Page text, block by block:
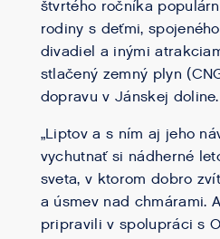
štvrtého ročníka
rodiny s deťmi,
divadiel a inými
stlačený zemný plyn
dopravu v Jánskej doline.
„Liptov a s ním aj jeho
vychutnať si nádherné
sveta, v ktorom dobro
a úsmev nad chmárami.
pripravili v spolupráci s